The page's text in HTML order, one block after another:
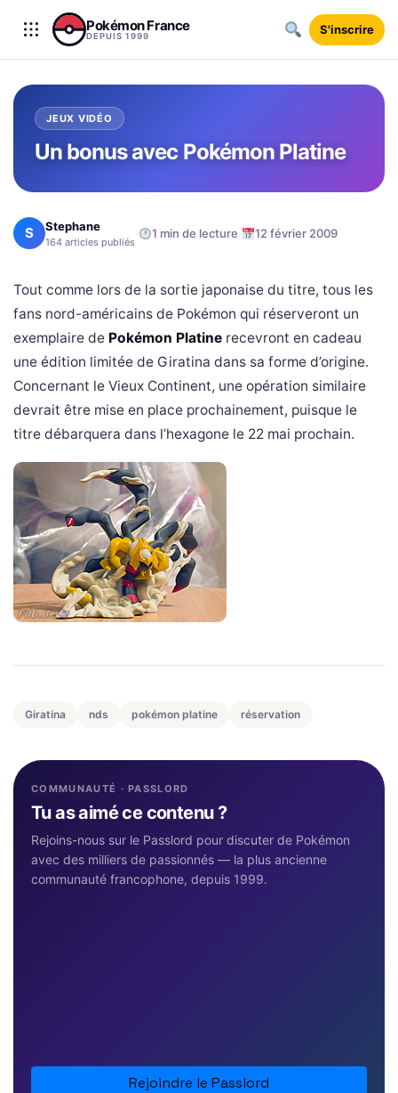
Aller au contenu
Pokémon France
DEPUIS 1999 S'inscrire
JEUX VIDÉO
Un bonus avec Pokémon Platine
S Stephane
164 articles publiés · 1 min de lecture· 12 février 2009
Tout comme lors de la sortie japonaise du titre, tous les
fans nord-américains de Pokémon qui réserveront un
exemplaire de Pokémon Platine recevront en cadeau
une édition limitée de Giratina dans sa forme d’origine.
Concernant le Vieux Continent, une opération similaire
devrait être mise en place prochainement, puisque le
titre débarquera dans l’hexagone le 22 mai prochain.
Giratina nds pokémon platine réservation
COMMUNAUTÉ · PASSLORD
Tu as aimé ce contenu ?
Rejoins-nous sur le Passlord pour discuter de Pokémon
avec des milliers de passionnés — la plus ancienne
communauté francophone, depuis 1999.
Rejoindre le Passlord